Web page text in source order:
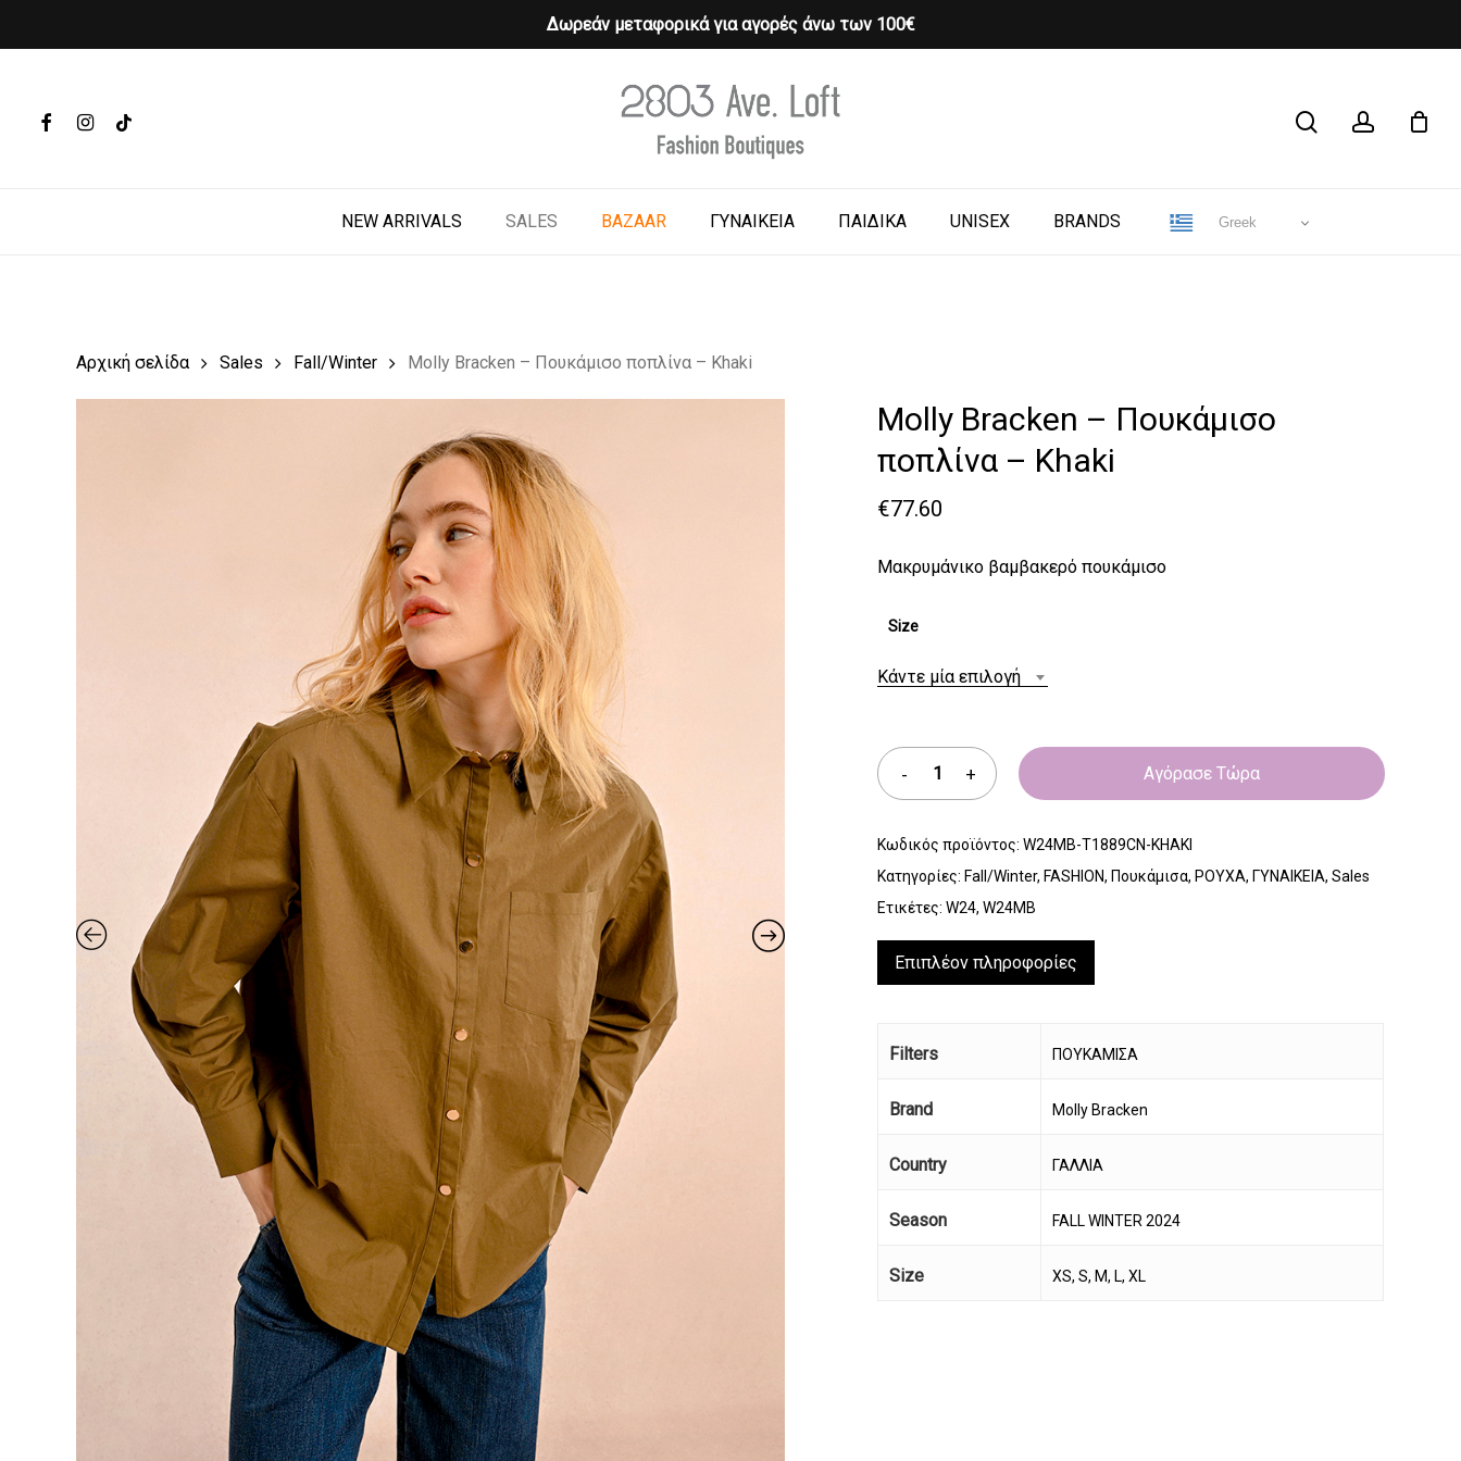
Δωρεάν μεταφορικά για αγορές άνω των 100€
Hit enter to search or ESC to close
FACEBOOKINSTAGRAM
TIKTOK
NEW ARRIVALS SALES BAZAAR ΓΥΝΑΙΚΕΙΑ ΠΑΙΔΙΚΑ UNISEX BRANDS Greek
Cart CLOSE
Αρχική σελίδα Sales Fall/Winter Molly Bracken – Πουκάμισο ποπλίνα – Khaki
Molly Bracken – Πουκάμισο
ποπλίνα – Khaki
€77.60
Μακρυμάνικο βαμβακερό πουκάμισο
Size
Κάντε μία επιλογή
Αγόρασε Τώρα
Κωδικός προϊόντος:W24MB-T1889CN-KHAKI
Κατηγορίες: Fall/Winter, FASHION, Πουκάμισα, ΡΟΥΧΑ, ΓΥΝΑΙΚΕΙΑ,Sales
Ετικέτες:W24,W24MB
Επιπλέον πληροφορίες
Filters ΠΟΥΚΑΜΙΣΑ
Brand Molly Bracken
Country ΓΑΛΛΙΑ
Season FALL WINTER 2024
Size XS, S, M, L, XL